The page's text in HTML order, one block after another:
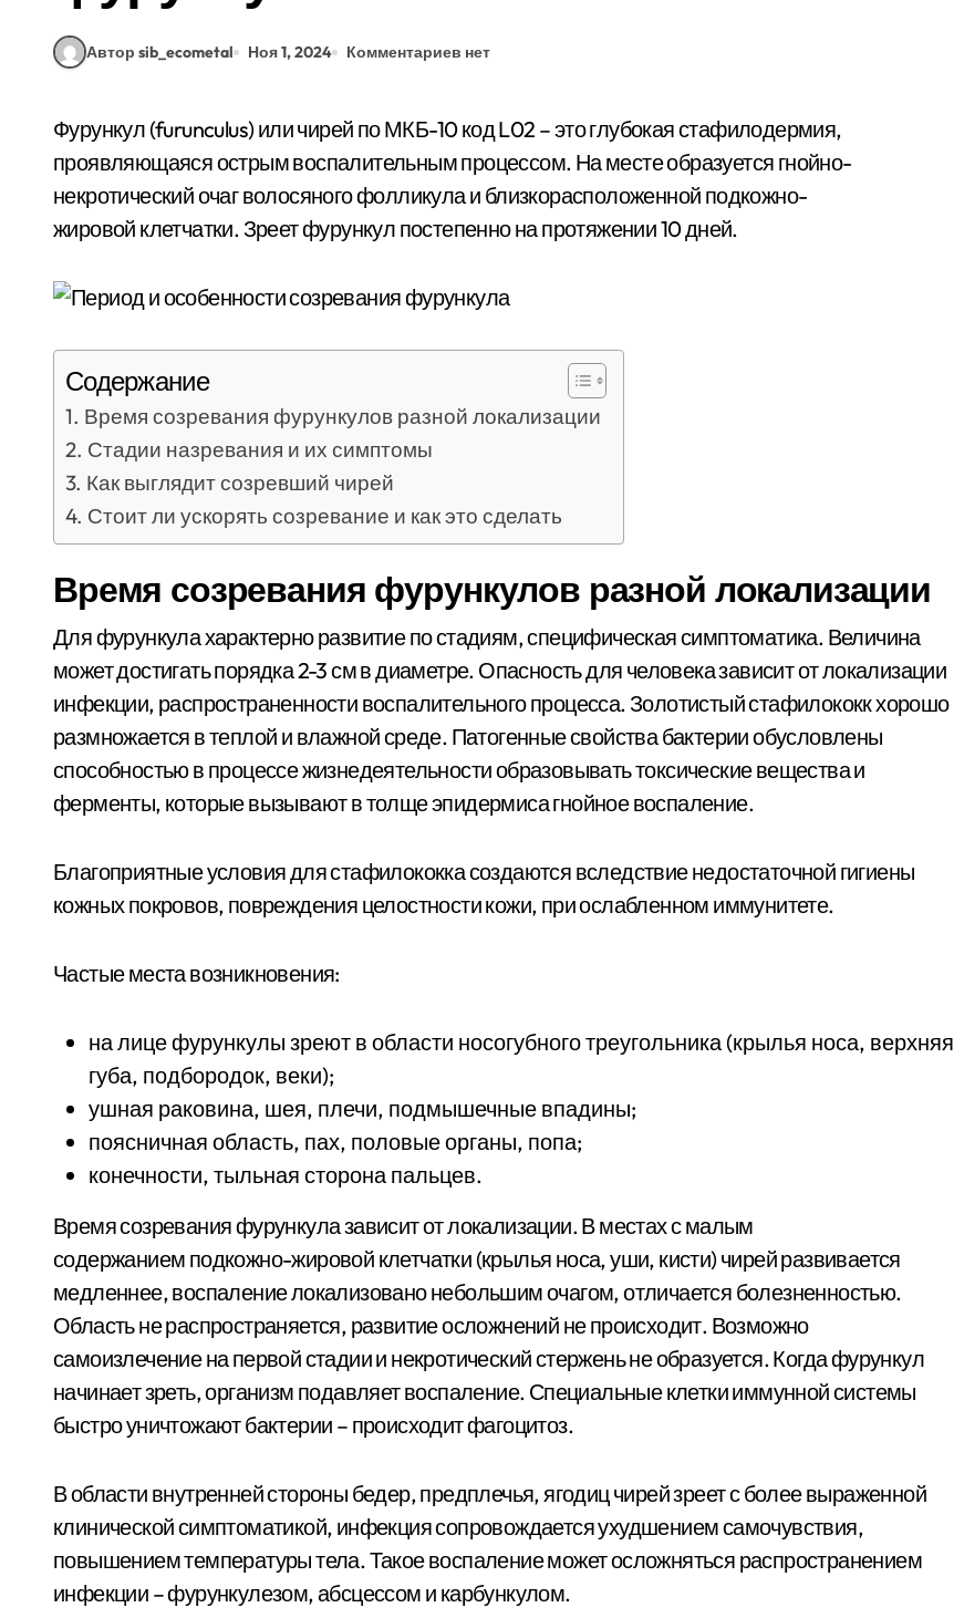
Автор sib_ecometal Ноя 1, 2024 Комментариев нет
Фурункул (furunculus) или чирей по МКБ-10 код L02 – это глубокая стафилодермия,
проявляющаяся острым воспалительным процессом. На месте образуется гнойно-
некротический очаг волосяного фолликула и близкорасположенной подкожно-
жировой клетчатки. Зреет фурункул постепенно на протяжении 10 дней.
Содержание
Время созревания фурункулов разной локализации
Стадии назревания и их симптомы
Как выглядит созревший чирей
Стоит ли ускорять созревание и как это сделать
Время созревания фурункулов разной локализации
Для фурункула характерно развитие по стадиям, специфическая симптоматика. Величина
может достигать порядка 2-3 см в диаметре. Опасность для человека зависит от локализации
инфекции, распространенности воспалительного процесса. Золотистый стафилококк хорошо
размножается в теплой и влажной среде. Патогенные свойства бактерии обусловлены
способностью в процессе жизнедеятельности образовывать токсические вещества и
ферменты, которые вызывают в толще эпидермиса гнойное воспаление.
Благоприятные условия для стафилококка создаются вследствие недостаточной гигиены
кожных покровов, повреждения целостности кожи, при ослабленном иммунитете.
Частые места возникновения:
на лице фурункулы зреют в области носогубного треугольника (крылья носа, верхняя
губа, подбородок, веки);
ушная раковина, шея, плечи, подмышечные впадины;
поясничная область, пах, половые органы, попа;
конечности, тыльная сторона пальцев.
Время созревания фурункула зависит от локализации. В местах с малым
содержанием подкожно-жировой клетчатки (крылья носа, уши, кисти) чирей развивается
медленнее, воспаление локализовано небольшим очагом, отличается болезненностью.
Область не распространяется, развитие осложнений не происходит. Возможно
самоизлечение на первой стадии и некротический стержень не образуется. Когда фурункул
начинает зреть, организм подавляет воспаление. Специальные клетки иммунной системы
быстро уничтожают бактерии – происходит фагоцитоз.
В области внутренней стороны бедер, предплечья, ягодиц чирей зреет с более выраженной
клинической симптоматикой, инфекция сопровождается ухудшением самочувствия,
повышением температуры тела. Такое воспаление может осложняться распространением
инфекции – фурункулезом, абсцессом и карбункулом.